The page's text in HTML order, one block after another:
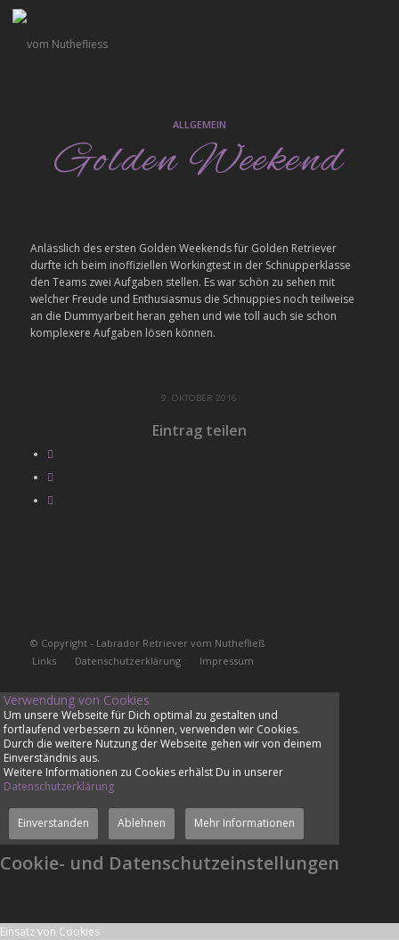
ALLGEMEIN
Golden Weekend
Anlässlich des ersten Golden Weekends für Golden Retriever
durfte ich beim inoffiziellen Workingtest in der Schnupperklasse
den Teams zwei Aufgaben stellen. Es war schön zu sehen mit
welcher Freude und Enthusiasmus die Schnuppies noch teilweise
an die Dummyarbeit heran gehen und wie toll auch sie schon
komplexere Aufgaben lösen können.
9. OKTOBER 2016
Eintrag teilen
© Copyright - Labrador Retriever vom Nuthefließ
Links
Datenschutzerklärung Impressum
Verwendung von Cookies
Um unsere Webseite für Dich optimal zu gestalten und
fortlaufend verbessern zu können, verwenden wir Cookies.
Durch die weitere Nutzung der Webseite gehen wir von deinem
Einverständnis aus.
Weitere Informationen zu Cookies erhälst Du in unserer
Datenschutzerklärung
Einverstanden Ablehnen Mehr Informationen
Cookie- und Datenschutzeinstellungen
Einsatz von Cookies